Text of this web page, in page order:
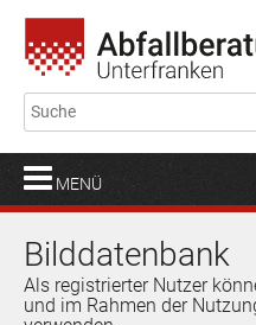
MENÜ
Bilddatenbank
Als registrierter Nutzer
und im Rahmen der